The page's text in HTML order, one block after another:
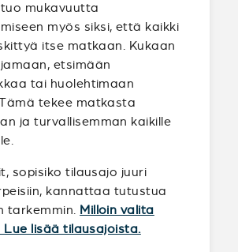
mukavuutta
myös siksi, että kaikki
itse matkaan. Kukaan
etsimään
tai huolehtimaan
tekee matkasta
ja turvallisemman kaikille
sopisiko tilausajo juuri
kannattaa tutustua
tarkemmin. Milloin valita
Lue lisää tilausajoista.